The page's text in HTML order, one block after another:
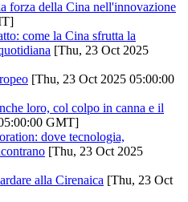
forza della Cina nell'innovazione
come la Cina sfrutta la
[Thu, 23 Oct 2025
[Thu, 23 Oct 2025 05:00:00
loro, col colpo in canna e il
GMT]
dove tecnologia,
[Thu, 23 Oct 2025
alla Cirenaica [Thu, 23 Oct